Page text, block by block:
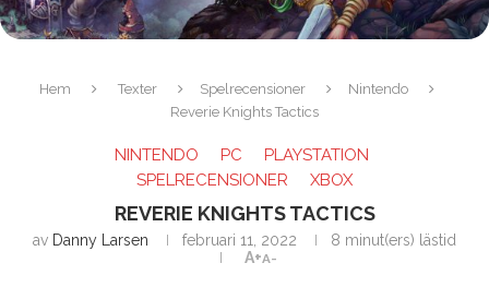
Hem Texter Spelrecensioner
Nintendo
Reverie Knights Tactics
NINTENDO PC
PLAYSTATION
SPELRECENSIONER
XBOX
REVERIE KNIGHTS TACTICS
av Danny Larsen februari 11, 2022
8 minut(ers) lästid
A+A-